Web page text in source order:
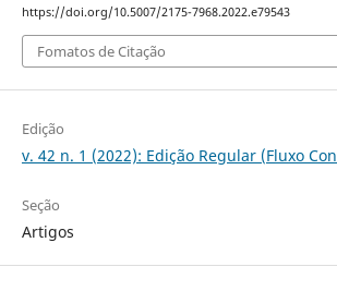
https://doi.org/10.5007/2175-7968.2022.e79543
Fomatos de Citação
Edição
v. 42 n. 1 (2022): Edição Regular (Fluxo
Seção
Artigos